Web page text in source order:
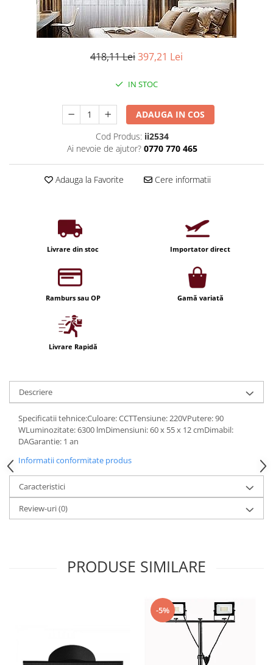
Iluminat arhitectural
Lampadare
Aplica LED
Iluminat festiv
Fotosenzori si Senzori de miscare
Sina Magnetica Slim LIMBO
Iluminat decorativ de Craciun
Priza exterior
418,11 Lei397,21 Lei
IN STOC
ADAUGA IN COS
Cod Produs: ii2534
Ai nevoie de ajutor? 0770 770 465
Adauga la Favorite Cere informatii
Livrare din stoc Importator direct
Ramburs sau OP Gamă variată
Livrare Rapidă
Descriere
Specificatii tehnice:Culoare: CCTTensiune: 220VPutere: 90
WLuminozitate: 6300 lmDimensiuni: 60 x 55 x 12 cmDimabil:
DAGarantie: 1 an
Informatii conformitate produs
Caracteristici
Review-uri(0)
PRODUSE SIMILARE
-5%